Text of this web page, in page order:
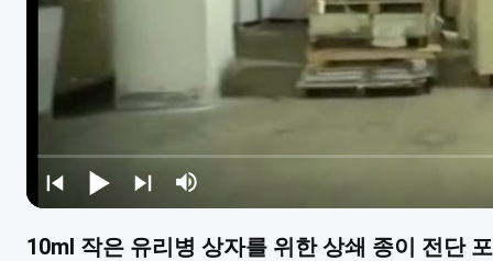
10ml 작은 유리병 상자를 위한 상쇄 종이 전단